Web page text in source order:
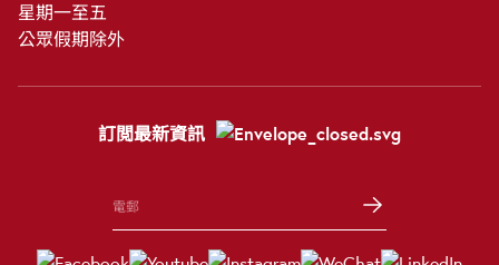
星期一至五
公眾假期除外
訂閲最新資訊